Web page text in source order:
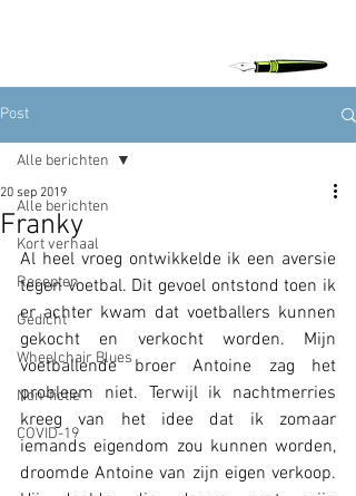
Post
Alle berichten
Kort verhaal
Recepten
Gedicht
Wheelchair Blues
Non-fictie
COVID-19
Alle berichten
Franky
20 sep 2019
Al heel vroeg ontwikkelde ik een aversie
tegen voetbal. Dit gevoel ontstond toen ik
er achter kwam dat voetballers kunnen
gekocht en verkocht worden. Mijn
voetballende broer Antoine zag het
probleem niet. Terwijl ik nachtmerries
kreeg van het idee dat ik zomaar
iemands eigendom zou kunnen worden,
droomde Antoine van zijn eigen verkoop.